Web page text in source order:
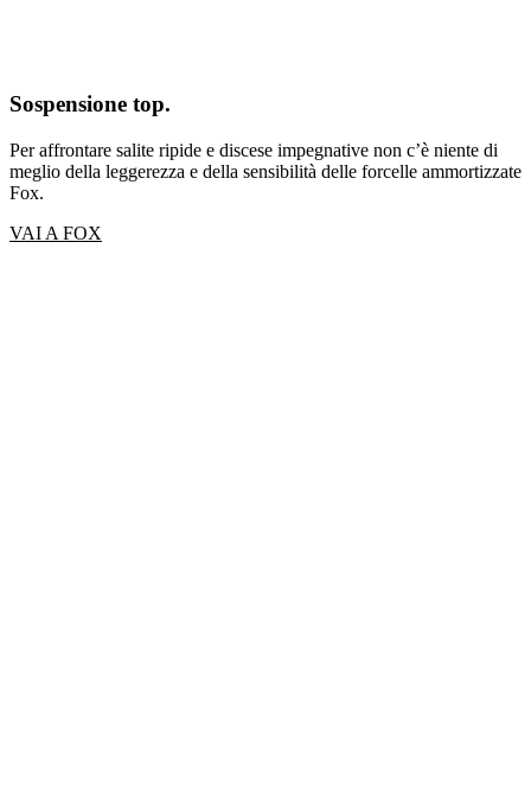
Sospensione top.
Per affrontare salite ripide e discese impegnative non c’è niente di
meglio della leggerezza e della sensibilità delle forcelle ammortizzate
Fox.
VAI A FOX